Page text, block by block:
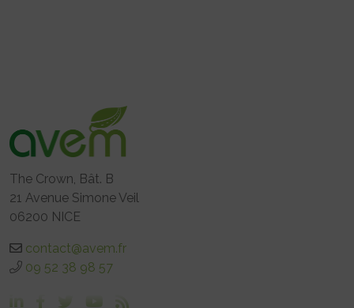
The Crown, Bât. B
21 Avenue Simone Veil
06200 NICE
contact@avem.fr
09 52 38 98 57